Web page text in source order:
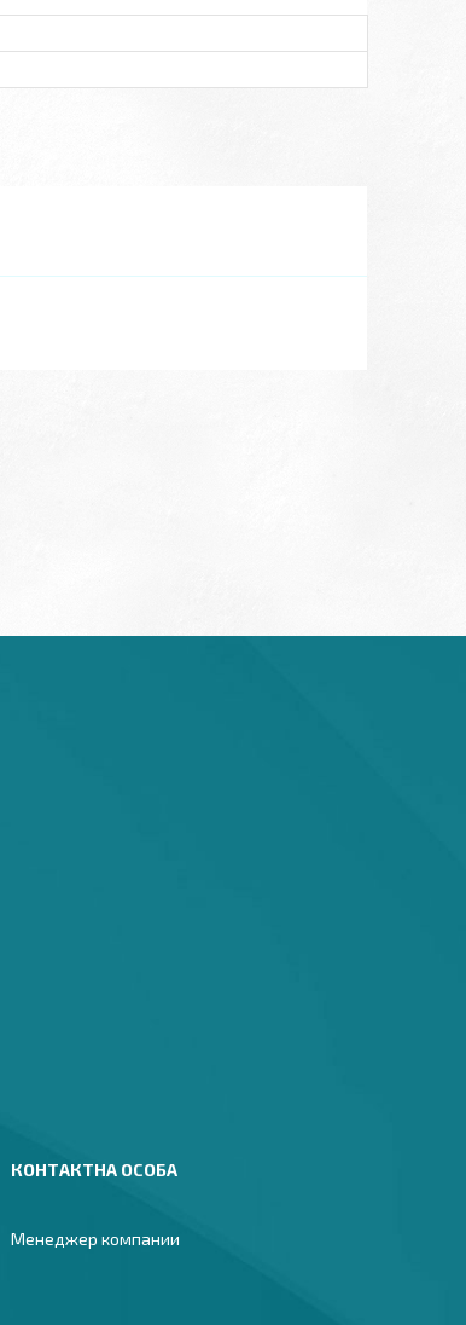
Менеджер компании